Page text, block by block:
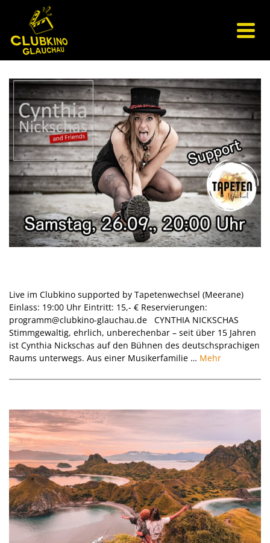
Live im Clubkino supported by Tapetenwechsel (Meerane)
Einlass: 19:00 Uhr Eintritt: 15,- € Reservierungen:
programm@clubkino-glauchau.de CYNTHIA NICKSCHAS
Stimmgewaltig, ehrlich, unberechenbar – seit über 15 Jahren
ist Cynthia Nickschas auf den Bühnen des deutschsprachigen
Raums unterwegs. Aus einer Musikerfamilie … Mehr